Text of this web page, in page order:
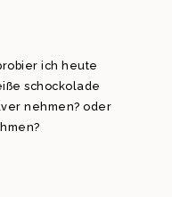
ich heute
schockolade
nehmen? oder